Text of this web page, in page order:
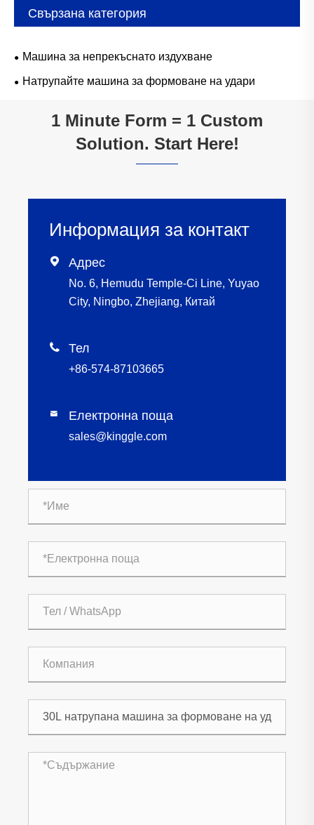
Свързана категория
Машина за непрекъснато издухване
Натрупайте машина за формоване на удари
1 Minute Form = 1 Custom
Solution. Start Here!
Информация за контакт
 Адрес
No. 6, Hemudu Temple-Ci Line, Yuyao
City, Ningbo, Zhejiang, Китай
 Тел
+86-574-87103665
 Електронна поща
sales@kinggle.com